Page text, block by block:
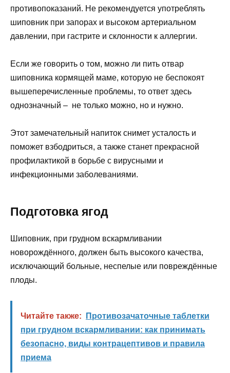
противопоказаний. Не рекомендуется употреблять
шиповник при запорах и высоком артериальном
давлении, при гастрите и склонности к аллергии.
Если же говорить о том, можно ли пить отвар
шиповника кормящей маме, которую не беспокоят
вышеперечисленные проблемы, то ответ здесь
однозначный – не только можно, но и нужно.
Этот замечательный напиток снимет усталость и
поможет взбодриться, а также станет прекрасной
профилактикой в борьбе с вирусными и
инфекционными заболеваниями.
Подготовка ягод
Шиповник, при грудном вскармливании
новорождённого, должен быть высокого качества,
исключающий больные, неспелые или повреждённые
плоды.
Читайте также:
Противозачаточные таблетки
при грудном вскармливании: как принимать
безопасно, виды контрацептивов и правила
приема